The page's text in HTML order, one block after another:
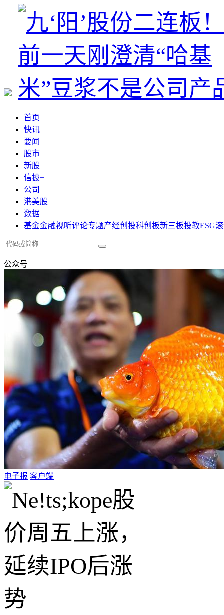
首页
快讯
要闻
股市
新股
信披+
公司
港美股
数据
基金金融视听评论专题产经创投科创板新三板投教ESG
公众号
电子报 客户端